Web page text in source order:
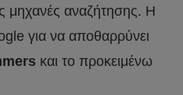
μηχανές αναζήτησης. Η
για να αποθαρρύνει
και το προκειμένω